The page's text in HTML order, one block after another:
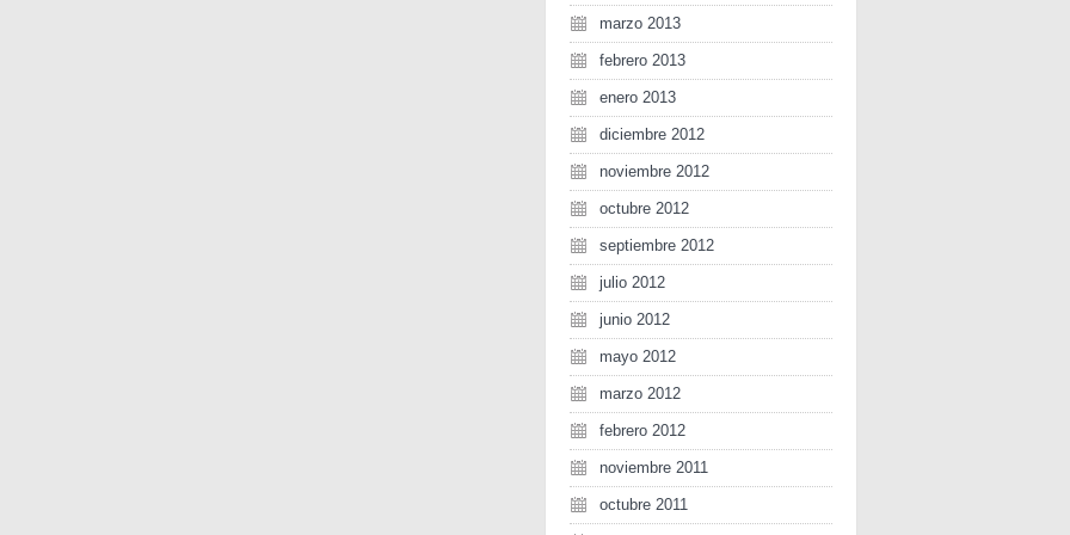
marzo 2013
febrero 2013
enero 2013
diciembre 2012
noviembre 2012
octubre 2012
septiembre 2012
julio 2012
junio 2012
mayo 2012
marzo 2012
febrero 2012
noviembre 2011
octubre 2011